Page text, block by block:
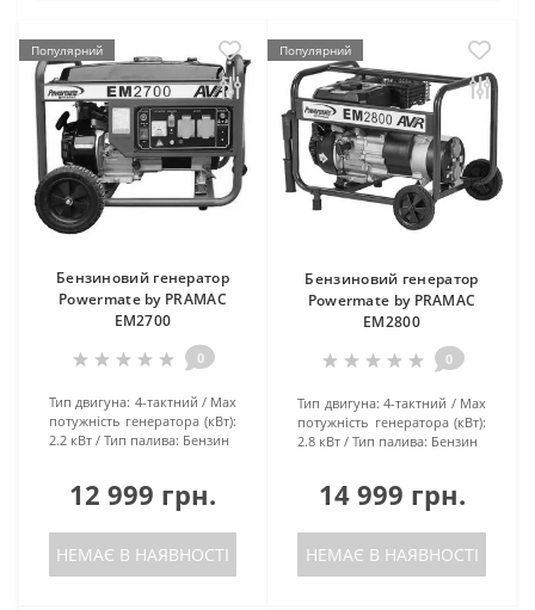
Популярний
Бензиновий генератор
Powermate by PRAMAC
EM2700
0
Тип двигуна: 4-тактний
Маx
потужність генератора (кВт):
2.2 кВт
Тип палива: Бензин
12 999 грн.
НЕМАЄ В НАЯВНОСТІ
Популярний
Бензиновий генератор
Powermate by PRAMAC
EM2800
0
Тип двигуна: 4-тактний
Маx
потужність генератора (кВт):
2.8 кВт
Тип палива: Бензин
14 999 грн.
НЕМАЄ В НАЯВНОСТІ